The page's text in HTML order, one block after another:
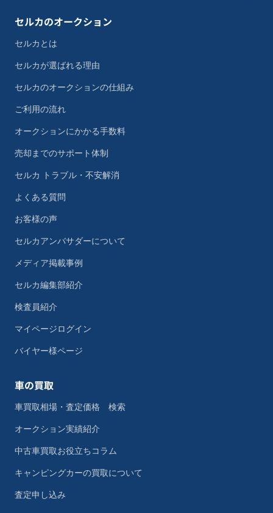
セルカのオークション
セルカとは
セルカが選ばれる理由
セルカのオークションの仕組み
ご利用の流れ
オークションにかかる手数料
売却までのサポート体制
セルカ トラブル・不安解消
よくある質問
お客様の声
セルカアンバサダーについて
メディア掲載事例
セルカ編集部紹介
検査員紹介
マイページログイン
バイヤー様ページ
車の買取
車買取相場・査定価格 検索
オークション実績紹介
中古車買取お役立ちコラム
キャンピングカーの買取について
査定申し込み